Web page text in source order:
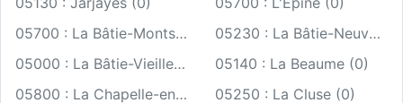
05700 : La Bâtie-Montsaléon (0)
05230 : La Bâtie-Neuve (0)
05000 : La Bâtie-Vieille (0)
05140 : La Beaume (0)
05800 : La Chapelle-en-Valgaudémar (0)
05250 : La Cluse (0)